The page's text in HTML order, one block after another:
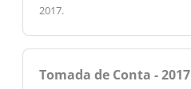
2017.
Tomada de Conta - 2017